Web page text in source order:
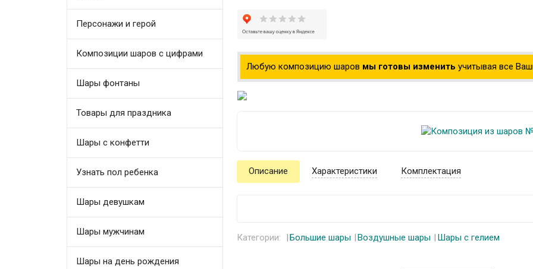
Персонажи и герой
Композиции шаров с цифрами
Шары фонтаны
Товары для праздника
Шары с конфетти
Узнать пол ребенка
Шары девушкам
Шары мужчинам
Шары на день рождения
Любую композицию шаров мы готовы изменить учитывая все
Описание Характеристики Комплектация
Категории: Большие шары Воздушные шары Шары с гелием